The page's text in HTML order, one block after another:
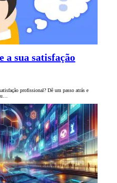
sua satisfação
profissional? Dê um passo atrás e